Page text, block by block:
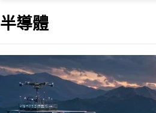
半導體